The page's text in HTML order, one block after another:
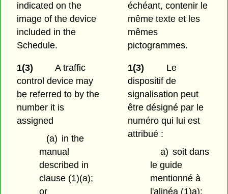
indicated on the
image of the device
included in the
Schedule.
échéant, contenir le
même texte et les
mêmes
pictogrammes.
1(3)
A traffic
control device may
be referred to by the
number it is
assigned
(a) in the
manual
described in
clause (1)(a);
or
1(3)
Le
dispositif de
signalisation peut
être désigné par le
numéro qui lui est
attribué :
a) soit dans
le guide
mentionné à
l'alinéa (1)a);